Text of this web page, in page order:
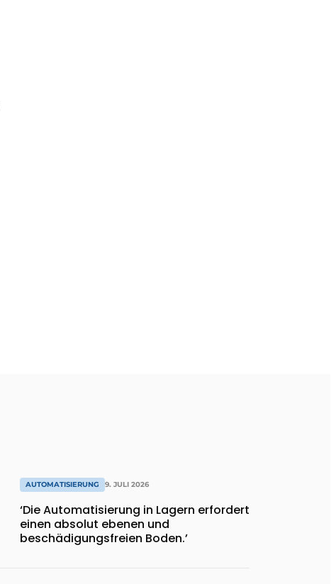
AUTOMATISIERUNG 9. JULI 2026
‘Die Automatisierung in Lagern erfordert
einen absolut ebenen und
beschädigungsfreien Boden.’